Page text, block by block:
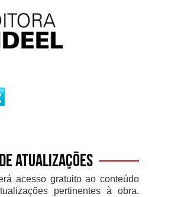
atualizações
acesso gratuito ao conteúdo
pertinentes à obra.